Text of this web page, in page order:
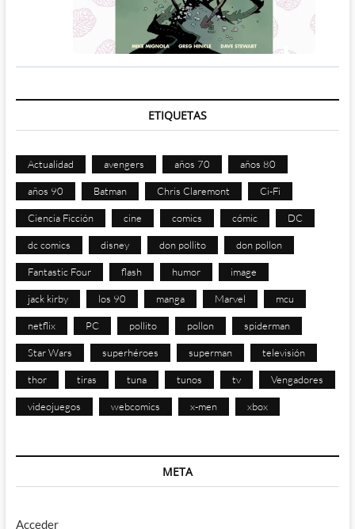
ETIQUETAS
Actualidad avengers años 70 años 80
años 90 Batman Chris Claremont Ci-Fi
Ciencia Ficción cine comics cómic DC
dc comics disney don pollito don pollon
Fantastic Four flash humor image
jack kirby los 90 manga Marvel mcu
netflix PC pollito pollon spiderman
Star Wars superhéroes superman televisión
thor tiras tuna tunos tv Vengadores
videojuegos webcomics x-men xbox
META
Acceder